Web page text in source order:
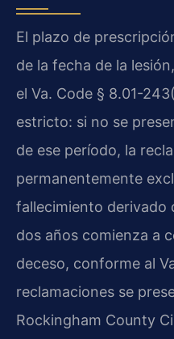
El plazo de
de la fecha de la
el Va. Code § 8.01-
estricto: si no se
de ese período, la
permanentemente
fallecimiento derivado
dos años comienza a
deceso, conforme al
reclamaciones se
Rockingham County